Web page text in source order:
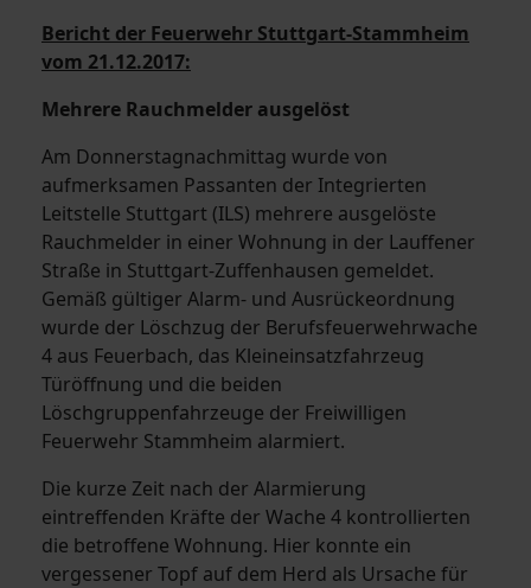
Bericht der Feuerwehr Stuttgart-Stammheim
vom 21.12.2017:
Mehrere Rauchmelder ausgelöst
Am Donnerstagnachmittag wurde von
aufmerksamen Passanten der Integrierten
Leitstelle Stuttgart (ILS) mehrere ausgelöste
Rauchmelder in einer Wohnung in der Lauffener
Straße in Stuttgart-Zuffenhausen gemeldet.
Gemäß gültiger Alarm- und Ausrückeordnung
wurde der Löschzug der Berufsfeuerwehrwache
4 aus Feuerbach, das Kleineinsatzfahrzeug
Türöffnung und die beiden
Löschgruppenfahrzeuge der Freiwilligen
Feuerwehr Stammheim alarmiert.
Die kurze Zeit nach der Alarmierung
eintreffenden Kräfte der Wache 4 kontrollierten
die betroffene Wohnung. Hier konnte ein
vergessener Topf auf dem Herd als Ursache für